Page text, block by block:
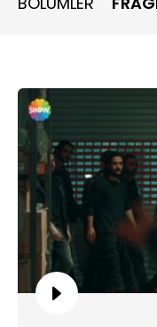
Çukur’daki geleceği
kurmalarına izin